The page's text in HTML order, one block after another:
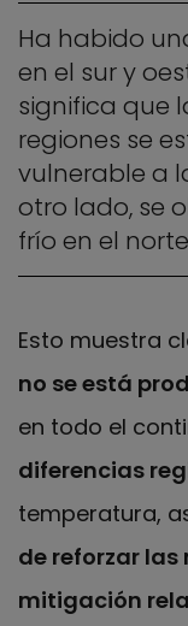
Ha habido
en el sur y
significa que
regiones se
vulnerable a
otro lado, se
frío en el
Esto muestra
no se está
en todo el
diferencias
temperatura,
de reforzar
mitigación